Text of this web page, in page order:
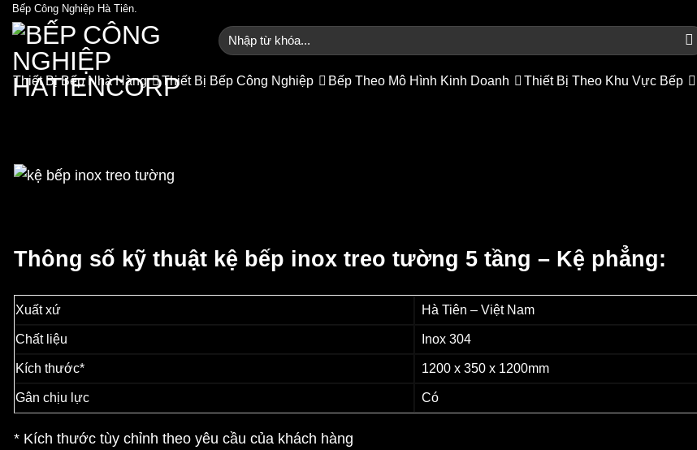
Bỏ
qua
nội
dung
Bếp Công Nghiệp Hà Tiên.
Tìm
kiếm:
Thiết Bị Bếp Nhà Hàng Thiết Bị Bếp Công Nghiệp Bếp Theo Mô Hình Kinh Doanh Thiết Bị Theo Khu Vực Bếp
Thông số kỹ thuật kệ bếp inox treo tường 5 tầng – Kệ phẳng:
Xuất xứ Hà Tiên – Việt Nam
Chất liệu Inox 304
Kích thước* 1200 x 350 x 1200mm
Gân chịu lực Có
* Kích thước tùy chỉnh theo yêu cầu của khách hàng